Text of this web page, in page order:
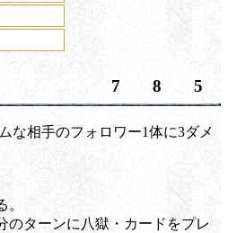
7 8 5
な相手のフォロワー1体に3ダメ
のターンに八獄・カードをプレ